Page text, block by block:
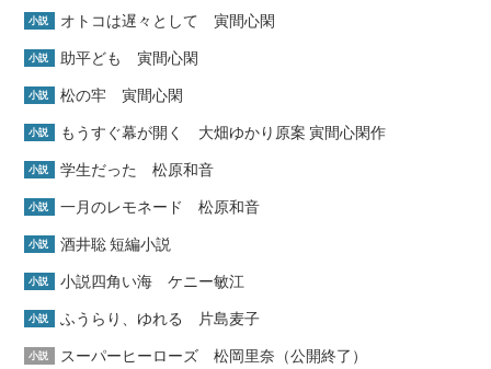
小説 オトコは遅々として 寅間心閑
小説 助平ども 寅間心閑
小説 松の牢 寅間心閑
小説 もうすぐ幕が開く 大畑ゆかり原案 寅間心閑作
小説 学生だった 松原和音
小説 一月のレモネード 松原和音
小説 酒井聡 短編小説
小説 小説四角い海 ケニー敏江
小説 ふうらり、ゆれる 片島麦子
小説 スーパーヒーローズ 松岡里奈（公開終了）